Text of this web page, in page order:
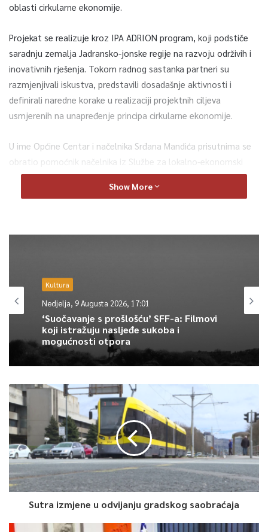
oblasti cirkularne ekonomije.
Projekat se realizuje kroz IPA ADRION program, koji podstiče
saradnju zemalja Jadransko-jonske regije na razvoju održivih i
inovativnih rješenja. Tokom radnog sastanka partneri su
razmjenjivali iskustva, predstavili dosadašnje aktivnosti i
definirali naredne korake u realizaciji projektnih ciljeva
usmjerenih na unapređenje principa cirkularne ekonomije.
U ime Općine Centar i načelnika Srđana Mandića prisutnima se
obratio pomoćnik načelnika iz Službe za lokalno-ekonomski
razvoj i mjesnu samoupravu, Haris Sijarić, poželjevši
dobrodošlicu svim učesnicima sastanka.
Grčke, Italije, Slovenije, Albanije i Srbije, čime je još jednom
0
Article Rating
Show More
Kultura
Nedjelja, 9 Augusta 2026, 17:01
‘Suočavanje s prošlošću’ SFF-a: Filmovi
koji istražuju nasljeđe sukoba i
mogućnosti otpora
Sutra izmjene u odvijanju gradskog saobraćaja